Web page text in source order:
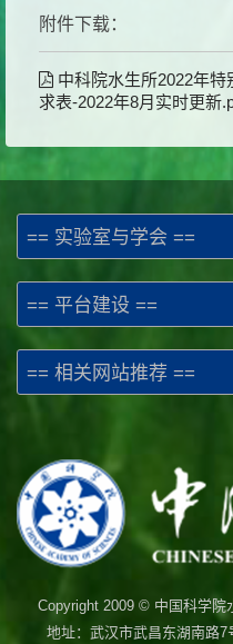
附件下载：
中科院水生所2022年
求表-2022年8月实时更新
== 实验室与学会 ==
== 平台建设 ==
== 相关网站推荐 ==
Copyright 2009 © 中国科学院
地址：武汉市武昌东湖南路